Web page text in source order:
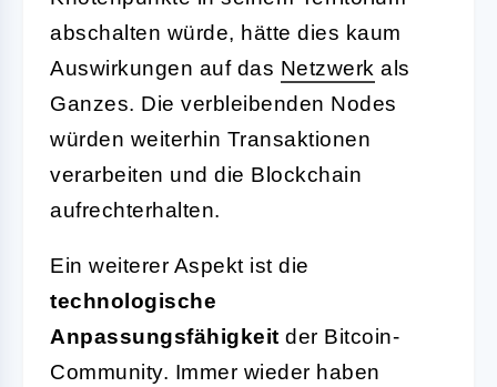
abschalten würde, hätte dies kaum
Auswirkungen auf das Netzwerk als
Ganzes. Die verbleibenden Nodes
würden weiterhin Transaktionen
verarbeiten und die Blockchain
aufrechterhalten.
Ein weiterer Aspekt ist die
technologische
Anpassungsfähigkeit der Bitcoin-
Community. Immer wieder haben